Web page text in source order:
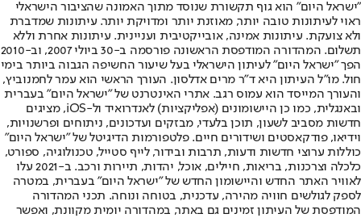
"ישראל היום" הוא גוף תקשורת שנוסד מתוך האמונה שהציבור הישראלי
ראוי לעיתונות טובה יותר, מאוזנת יותר ומדויקת יותר. עיתונות שמדברת
ולא צועקת. עיתונות אמינה, אובייקטיבית ועניינית. עיתונות אחרת וללא
תשלום. המהדורה המודפסת הראשונה פורסמה ב-30 ביולי 2007, וב-2010
הפך "ישראל היום" לעיתון הישראלי בעל שיעור החשיפה הגבוה ביותר בימי
חול. מו"ל העיתון היא ד"ר מרים אדלסון. העורך הראשי הוא עמר לחמנוביץ,
והעורך המייסד הוא עמוס רגב. אתרי האינטרנט של "ישראל היום" בעברית
ובאנגלית, כמו כן היישומונים (אפליקציות) לאנדרואיד ול-iOS, מציגים
חדשות מסביב לשעון, תוכן בלעדי, מבזקים ועדכונים, ניתוחים ופרשנויות,
וידיאו, פודקאסטים ושידורים חיים. פלטפורמות הדיגיטל של "ישראל היום"
כוללות ערוצי חדשות ודעות, תרבות ובידור, לייף סטייל, טכנולוגיה, ספורט,
כלכלה וצרכנות, בריאות, חיילים, אוכל, יהדות, תיירות ורכב. ב-2021 עלו
לאוויר האתר החדש והיישומון החדש של "ישראל היום" בעברית, במטרה
לספק לגולשים חוויה מהירה, עדכנית, בטוחה ונוחה. תכני המהדורה
המודפסת של העיתון זמינים גם באתר, במהדורה יומית מקוונת, ואפשר